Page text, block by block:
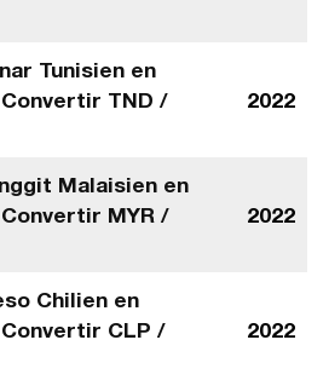
Tunisien en
TND /
2022
Malaisien en
MYR /
2022
Chilien en
CLP /
2022